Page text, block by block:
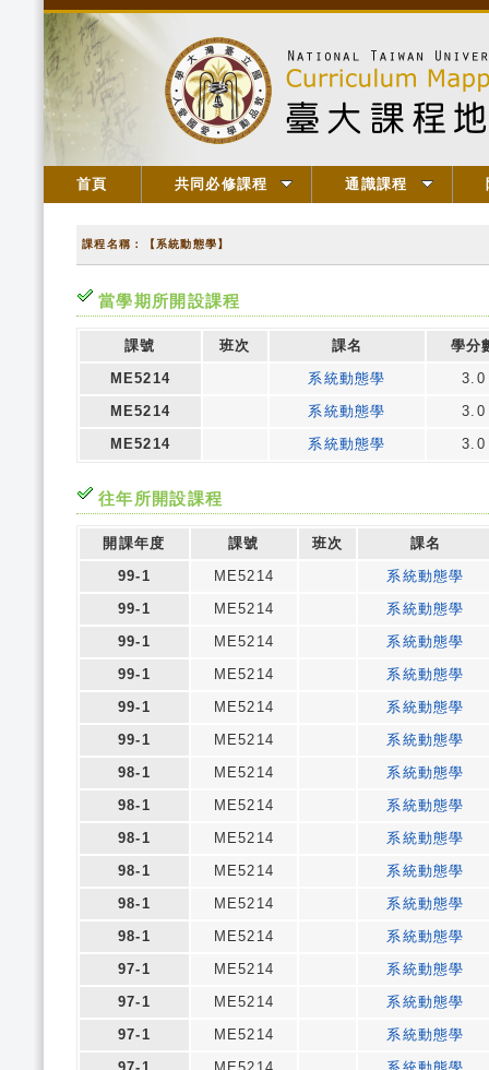
首頁 共同必修課程 通識課程
課程名稱：【系統動態學】
當學期所開設課程
課號 班次 課名
學分
ME5214
系統動態學
3.0
ME5214
系統動態學
3.0
ME5214
系統動態學 3.0
往年所開設課程
開課年度 課號 班次
課名
99-1
ME5214
系統動態學
99-1
ME5214
系統動態學
99-1
ME5214
系統動態學
99-1
ME5214
系統動態學
99-1
ME5214
系統動態學
99-1
ME5214
系統動態學
98-1
ME5214
系統動態學
98-1
ME5214
系統動態學
98-1
ME5214
系統動態學
98-1
ME5214
系統動態學
98-1
ME5214
系統動態學
98-1
ME5214
系統動態學
97-1
ME5214
系統動態學
97-1
ME5214
系統動態學
97-1
ME5214
系統動態學